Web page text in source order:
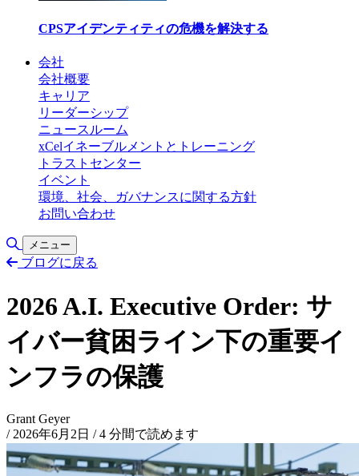
CPSアイデンティティの危機を解決する
会社
会社概要
キャリア
リーダーシップ
ニュースルーム
xCelイネーブルメントとトレーニング
トラストセンター
イベント
環境、社会、ガバナンスに関する方針
お問い合わせ
検索の切り替え
メニュー
ブログに戻る
2026 A.I. Executive Order: サ
イバー貧困ライン下の重要イ
ンフラの保護
Grant Geyer
/ 2026年6月2日 /4 分間で読めます